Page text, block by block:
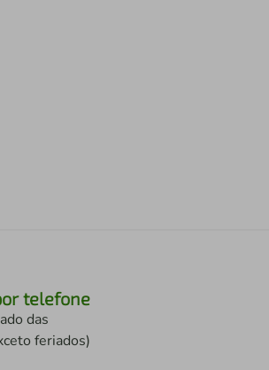
telefone
das
feriados)